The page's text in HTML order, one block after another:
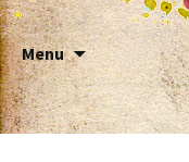
Menu
Skip to